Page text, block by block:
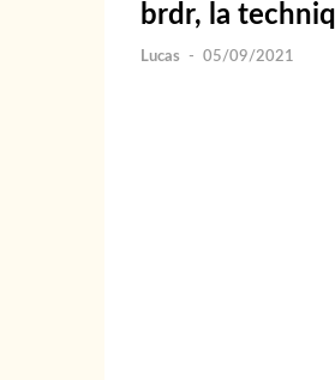
brdr, la
Lucas - 05/09/2021